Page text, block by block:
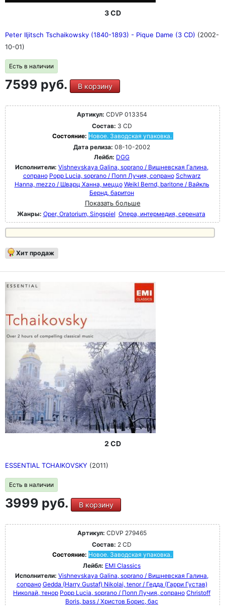
3 CD
Peter Iljitsch Tschaikowsky (1840-1893) - Pique Dame (3 CD) (2002-
10-01)
Есть в наличии
7599 руб. В корзину
Артикул: CDVP 013354
Состав: 3 CD
Состояние: Новое. Заводская упаковка.
Дата релиза: 08-10-2002
Лейбл: DGG
Исполнители: Vishnevskaya Galina, soprano / Вишневская Галина,
сопрано Popp Lucia, soprano / Попп Лучия, сопрано Schwarz
Hanna, mezzo / Шварц Ханна, меццо Weikl Bernd, baritone / Вайкль
Бернд, баритон
Показать больше
Жанры: Oper, Oratorium, Singspiel Опера, интермедия, серената
Хит продаж
2 CD
ESSENTIAL TCHAIKOVSKY (2011)
Есть в наличии
3999 руб. В корзину
Артикул: CDVP 279465
Состав: 2 CD
Состояние: Новое. Заводская упаковка.
Лейбл: EMI Classics
Исполнители: Vishnevskaya Galina, soprano / Вишневская Галина,
сопрано Gedda (Harry Gustaf) Nikolai, tenor / Гедда (Гарри Густав)
Николай, тенор Popp Lucia, soprano / Попп Лучия, сопрано Christoff
Boris, bass / Христов Борис, бас